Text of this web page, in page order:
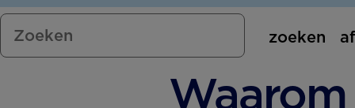
zoeken